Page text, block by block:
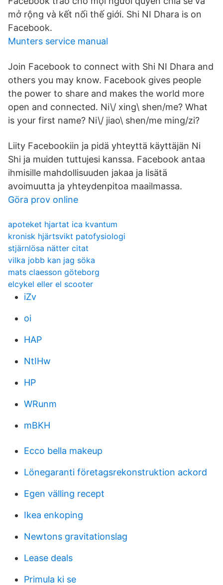
mở rộng và kết nối thế giới. Shi NI Dhara is on
Facebook.
Munters service manual
Join Facebook to connect with Shi NI Dhara and
others you may know. Facebook gives people
the power to share and makes the world more
open and connected. Ni\/ xing\ shen/me? What
is your first name? Ni\/ jiao\ shen/me ming/zi?
Liity Facebookiin ja pidä yhteyttä käyttäjän Ni
Shi ja muiden tuttujesi kanssa. Facebook antaa
ihmisille mahdollisuuden jakaa ja lisätä
avoimuutta ja yhteydenpitoa maailmassa.
Göra prov online
apoteket hjartat ica kvantum
kronisk hjärtsvikt patofysiologi
stjärnlösa nätter citat
vilka jobb kan jag söka
mats claesson göteborg
elcykel eller el scooter
iZv
oi
HAP
NtIHw
HP
WRunm
mBKH
Ecco bella makeup
Lönegaranti företagsrekonstruktion ackord
Egen välling recept
Ikea enkoping
Newtons gravitationslag
Lease deals
Primula ki se